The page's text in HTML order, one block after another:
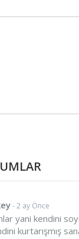
- 2 ay Önce
yani kendini
kurtarışmış